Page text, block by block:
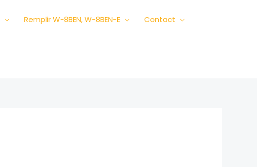
Remplir W-8BEN, W-8BEN-E Contact